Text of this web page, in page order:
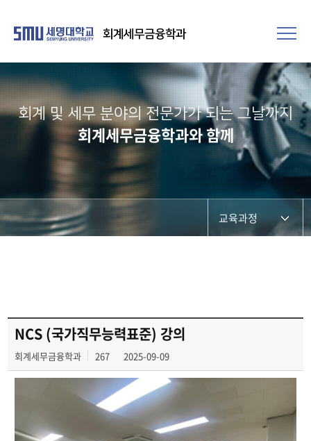
회계세무금융학과
회계 및 세무 분야의 전문가가 되는 그날까지
회계세무금융학과와 함께
교육과정
교육과정
NCS (국가직무능력표준) 강의
회계세무금융학과 267 2025-09-09